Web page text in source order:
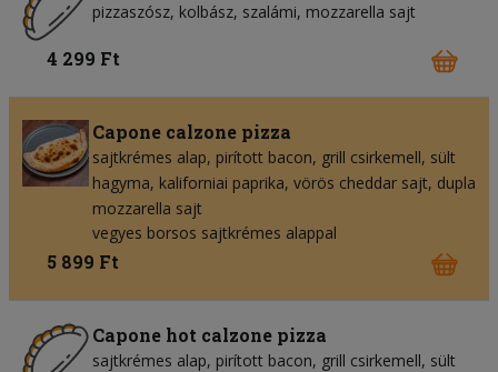
pizzaszósz kolbász szalámi mozzarella sajt
4 299 Ft
Capone calzone pizza
sajtkrémes alap pirított bacon grill csirkemell sült
hagyma kaliforniai paprika vörös cheddar sajt dupla
mozzarella sajt
vegyes borsos sajtkrémes alappal
5 899 Ft
Capone hot calzone pizza
sajtkrémes alap pirított bacon grill csirkemell sült